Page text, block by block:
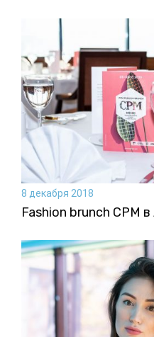
8 декабря 2018
Fashion brunch CPM